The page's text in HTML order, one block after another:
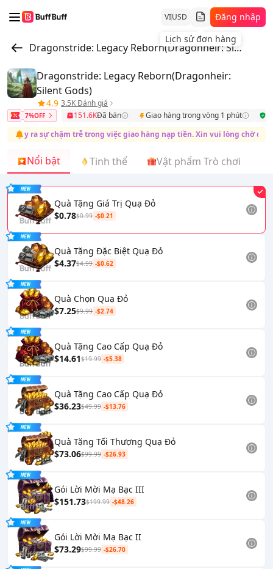
VIUSD
Lịch sử đơn hàng
Đăng nhập
Dragonstride: Legacy Reborn(Dragonheir: Silent Gods)
Dragonstride: Legacy Reborn(Dragonheir:
Silent Gods)
4.9 3.5K Đánh giá
7%OFF 151.6KĐã bán Giao hàng trong vòng 1 phút
ra sự chậm trễ trong việc giao hàng nạp tiền. Xin vui lòng chờ đợi.
Nổi bật Tinh thể Vật phẩm Trò chơi
Quà Tặng Giá Trị Quạ Đỏ
$0.78$0.99 -$0.21
Quà Tặng Đặc Biệt Quạ Đỏ
$4.37$4.99 -$0.62
Quà Chọn Quạ Đỏ
$7.25$9.99 -$2.74
Quà Tặng Cao Cấp Quạ Đỏ
$14.61$19.99 -$5.38
Quà Tặng Cao Cấp Quạ Đỏ
$36.23$49.99 -$13.76
Quà Tặng Tối Thượng Quạ Đỏ
$73.06$99.99 -$26.93
Gói Lời Mời Mạ Bạc III
$151.73$199.99 -$48.26
Gói Lời Mời Mạ Bạc II
$73.29$99.99 -$26.70